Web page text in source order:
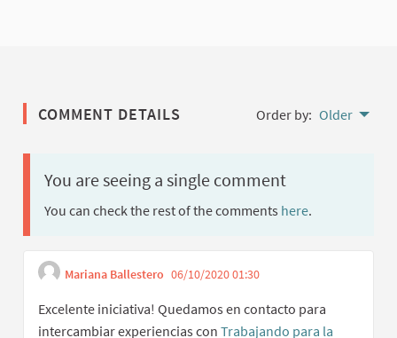
COMMENT DETAILS Order by: Older
You are seeing a single comment
You can check the rest of the comments here.
Mariana Ballestero 06/10/2020 01:30
Excelente iniciativa! Quedamos en contacto para
intercambiar experiencias con Trabajando para la